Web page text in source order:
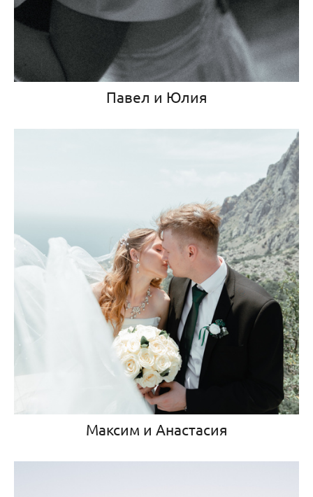
Павел и Юлия
Максим и Анастасия